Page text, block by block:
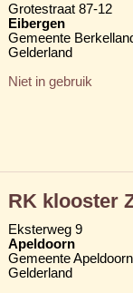
Grotestraat 87-12
Eibergen
Gemeente
Gelderland
Niet in gebruik
RK klooster
Eksterweg 9
Apeldoorn
Gemeente Apeldoorn
Gelderland